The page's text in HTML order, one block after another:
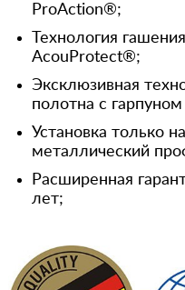
ProAction®;
Технология
AcouProtect®;
Эксклюзивная
полотна с
Установка только
металлический
Расширенная
лет;